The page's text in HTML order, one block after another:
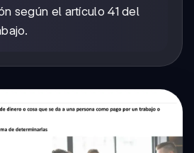
según el artículo 41 del